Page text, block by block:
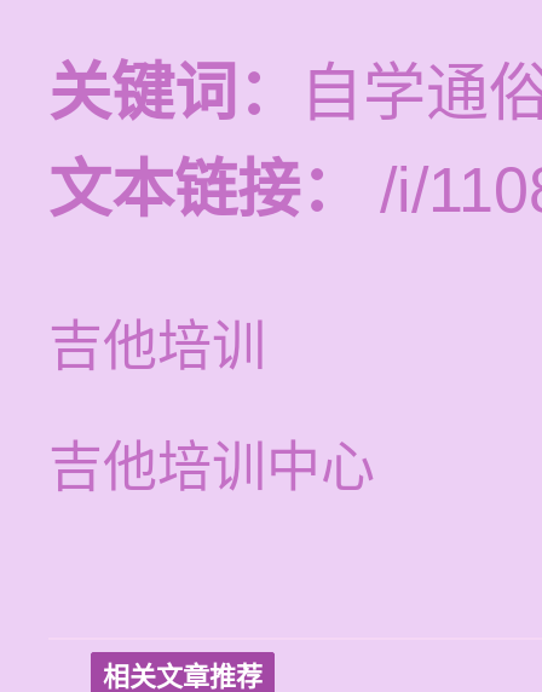
关键词：
自学通
文本链接：
/i/
吉他培训
吉他培训中心
相关文章推荐